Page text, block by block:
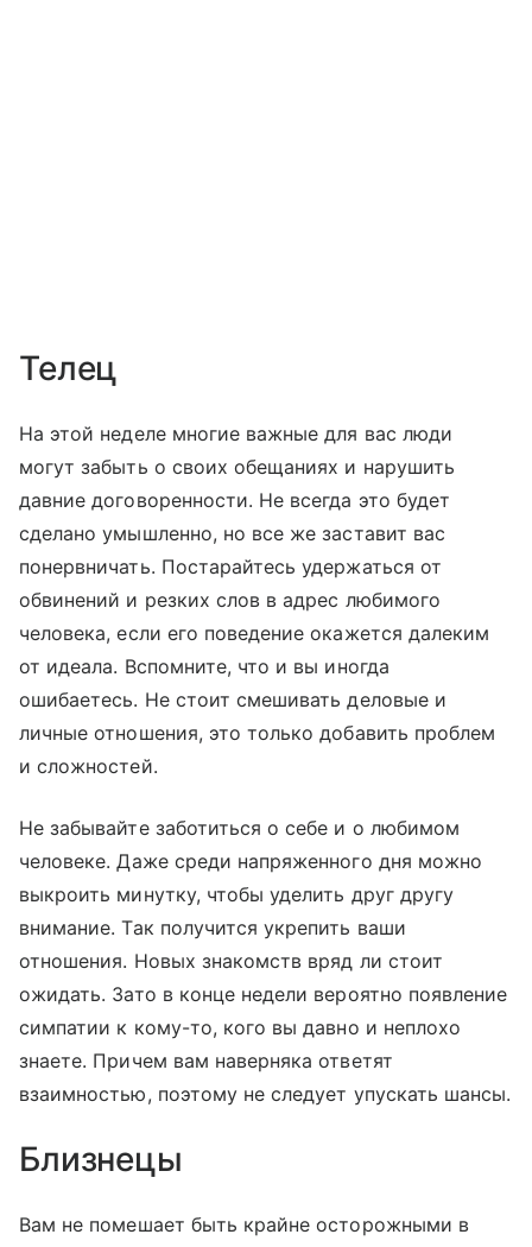
Телец
На этой неделе многие важные для вас люди
могут забыть о своих обещаниях и нарушить
давние договоренности. Не всегда это будет
сделано умышленно, но все же заставит вас
понервничать. Постарайтесь удержаться от
обвинений и резких слов в адрес любимого
человека, если его поведение окажется далеким
от идеала. Вспомните, что и вы иногда
ошибаетесь. Не стоит смешивать деловые и
личные отношения, это только добавить проблем
и сложностей.
Не забывайте заботиться о себе и о любимом
человеке. Даже среди напряженного дня можно
выкроить минутку, чтобы уделить друг другу
внимание. Так получится укрепить ваши
отношения. Новых знакомств вряд ли стоит
ожидать. Зато в конце недели вероятно появление
симпатии к кому-то, кого вы давно и неплохо
знаете. Причем вам наверняка ответят
взаимностью, поэтому не следует упускать шансы.
Близнецы
Вам не помешает быть крайне осторожными в